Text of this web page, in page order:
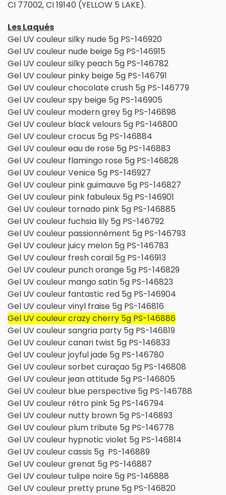
CI 77002, CI 19140 (YELLOW 5 LAKE).
Les Laqués
Gel UV couleur silky nude 5g PS-146920
Gel UV couleur nude beige 5g PS-146915
Gel UV couleur silky peach 5g PS-146782
Gel UV couleur pinky beige 5g PS-146791
Gel UV couleur chocolate crush 5g PS-146779
Gel UV couleur spy beige 5g PS-146905
Gel UV couleur modern grey 5g PS-146898
Gel UV couleur black velours 5g PS-146800
Gel UV couleur crocus 5g PS-146884
Gel UV couleur eau de rose 5g PS-146883
Gel UV couleur flamingo rose 5g PS-146828
Gel UV couleur Venice 5g PS-146927
Gel UV couleur pink guimauve 5g PS-146827
Gel UV couleur pink fabuleux 5g PS-146901
Gel UV couleur tornado pink 5g PS-146885
Gel UV couleur fuchsia lily 5g PS-146792
Gel UV couleur passionnément 5g PS-146793
Gel UV couleur juicy melon 5g PS-146783
Gel UV couleur fresh corail 5g PS-146913
Gel UV couleur punch orange 5g PS-146829
Gel UV couleur mango satin 5g PS-146823
Gel UV couleur fantastic red 5g PS-146904
Gel UV couleur vinyl fraise 5g PS-146816
Gel UV couleur crazy cherry 5g PS-146886
Gel UV couleur sangria party 5g PS-146819
Gel UV couleur canari twist 5g PS-146833
Gel UV couleur joyful jade 5g PS-146780
Gel UV couleur sorbet curaçao 5g PS-146808
Gel UV couleur jean attitude 5g PS-146805
Gel UV couleur blue perspective 5g PS-146788
Gel UV couleur rétro pink 5g PS-146794
Gel UV couleur nutty brown 5g PS-146893
Gel UV couleur plum tribute 5g PS-146778
Gel UV couleur hypnotic violet 5g PS-146814
Gel UV couleur cassis 5g PS-146889
Gel UV couleur grenat 5g PS-146887
Gel UV couleur tulipe noire 5g PS-146888
Gel UV couleur pretty prune 5g PS-146820